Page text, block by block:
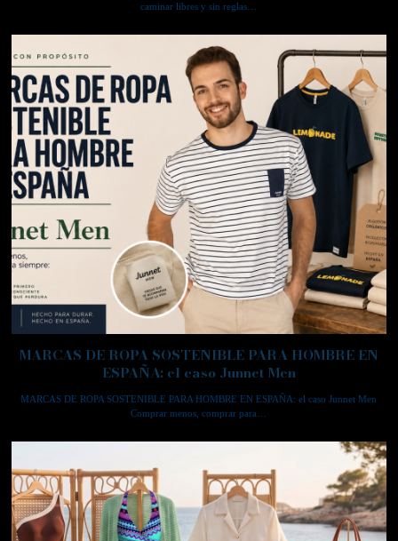
caminar libres y sin reglas…
MARCAS DE ROPA SOSTENIBLE PARA HOMBRE EN
ESPAÑA: el caso Junnet Men
MARCAS DE ROPA SOSTENIBLE PARA HOMBRE EN ESPAÑA: el caso Junnet Men
Comprar menos, comprar para…